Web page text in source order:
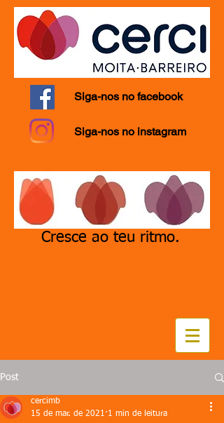
Siga-nos no facebook
Siga-nos no instagram
Cresce ao teu ritmo.
Post
cercimb
15 de mar. de 2021 1 min de leitura